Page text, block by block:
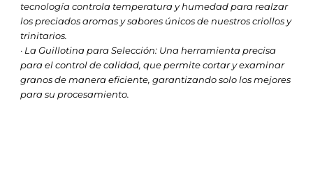
tecnología controla temperatura y humedad para realzar
los preciados aromas y sabores únicos de nuestros criollos y
trinitarios.
· La Guillotina para Selección: Una herramienta precisa
para el control de calidad, que permite cortar y examinar
granos de manera eficiente, garantizando solo los mejores
para su procesamiento.